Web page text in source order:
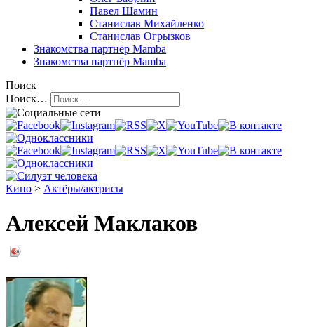
Павел Шамин
Станислав Михайленко
Станислав Огрызков
Знакомства партнёр Mamba
Знакомства партнёр Mamba
Поиск
Поиск…
Кино > Актёры/актрисы
Алексей Маклаков